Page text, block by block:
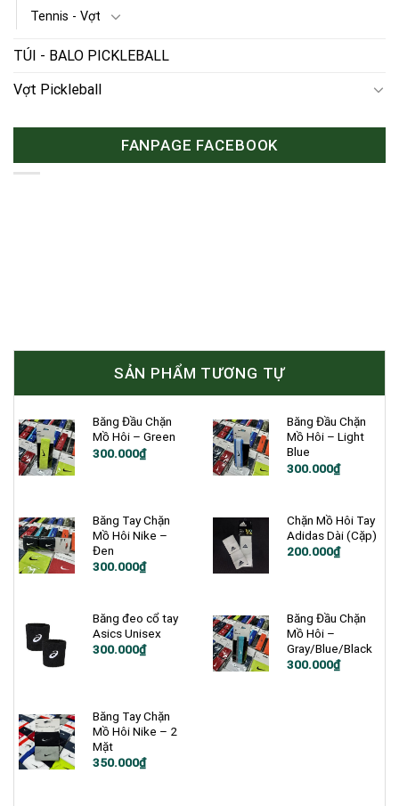
Tennis - Vợt
TÚI - BALO PICKLEBALL
Vợt Pickleball
FANPAGE FACEBOOK
SẢN PHẨM TƯƠNG TỰ
Băng Đầu Chặn
Mồ Hôi – Green
300.000₫
Băng Đầu Chặn
Mồ Hôi – Light
Blue
300.000₫
Băng Tay Chặn
Mồ Hôi Nike –
Đen
300.000₫
Chặn Mồ Hôi Tay
Adidas Dài (Cặp)
200.000₫
Băng đeo cổ tay
Asics Unisex
300.000₫
Băng Đầu Chặn
Mồ Hôi –
Gray/Blue/Black
300.000₫
Băng Tay Chặn
Mồ Hôi Nike – 2
Mặt
350.000₫